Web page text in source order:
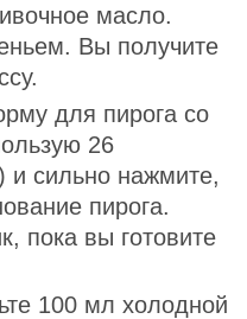
масло.
Вы получите
для пирога со
26
и сильно нажмите,
пирога.
пока вы готовите
100 мл холодной